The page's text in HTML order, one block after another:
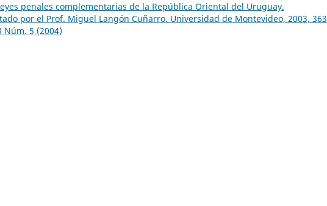
penales complementarias de la República Oriental del Uruguay.
por el Prof. Miguel Langón Cuñarro. Universidad de Montevideo, 2003, 363
Núm. 5 (2004)